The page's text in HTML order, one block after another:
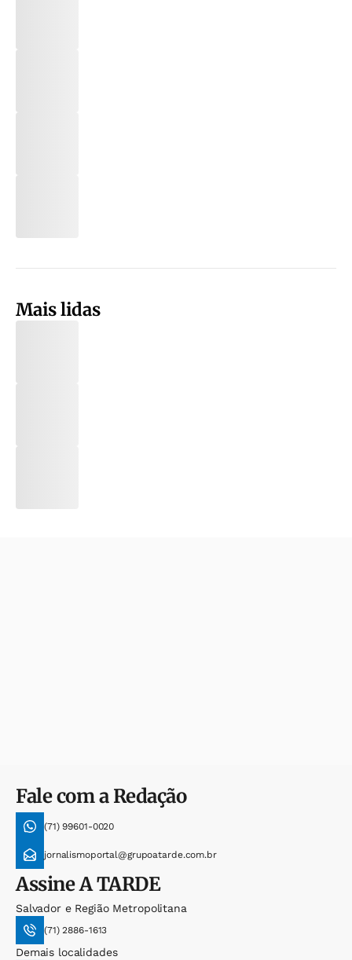
Mais lidas
Fale com a Redação
(71) 99601-0020
jornalismoportal@grupoatarde.com.br
AssineA TARDE
Salvador e Região Metropolitana
(71) 2886-1613
Demais localidades